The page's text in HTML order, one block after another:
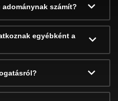
számít?
egyébként a